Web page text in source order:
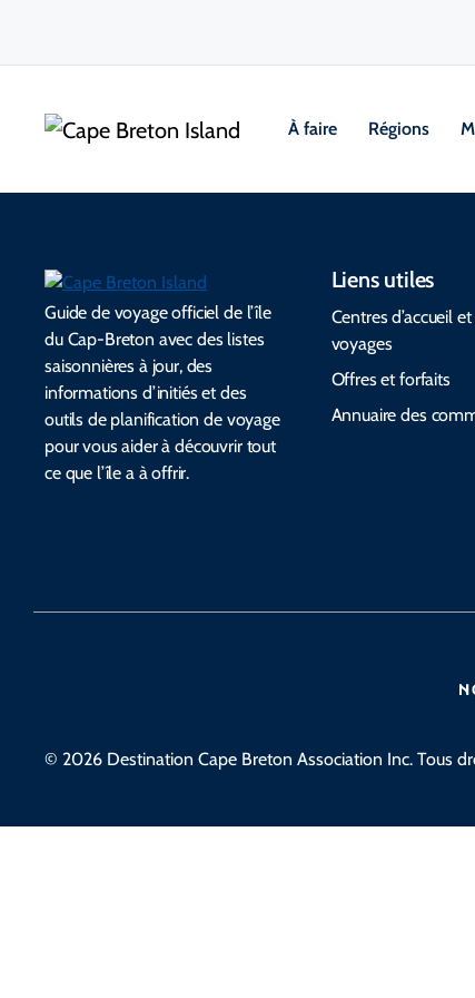
À faire Régions
Guide de voyage officiel de l’île
du Cap-Breton avec des listes
saisonnières à jour, des
informations d’initiés et des
outils de planification de voyage
pour vous aider à découvrir tout
ce que l’île a à offrir.
Liens utiles
Centres d’accueil
voyages
Offres et forfaits
Annuaire des
© 2026 Destination Cape Breton Association Inc. Tous